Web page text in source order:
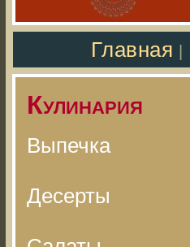
Главная
Кулинария
Выпечка
Десерты